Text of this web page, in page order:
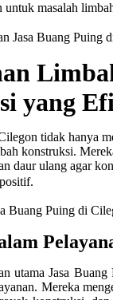
untuk masalah
Jasa Buang Puing
yang
tidak hanya
konstruksi.
daur ulang agar
Buang Puing di
utama Jasa
Mereka